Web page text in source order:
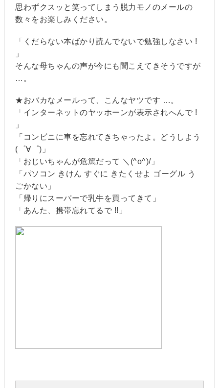
思わずクスッと笑ってしまう脱力モノのメールの
数々をお楽しみください。
「くだらない本ばかり読んでないで勉強しなさい !
」
そんな母ちゃんの声が今にも聞こえてきそうですが
…。
★おバカなメールって、こんなヤツです …。
「インターネットのヤッホーンが表示されへんで !
」
「コンビニに車を忘れてきちゃったよ。どうしよう
(゜∀゜)」
「おじいちゃんが危篤だって ＼(^o^)/」
「パソコン きけん すぐに きたくせよ ゴーグル う
ごかない」
「帰りにスーパーで乳牛を買ってきて」
「あんた、携帯忘れてるで !!」